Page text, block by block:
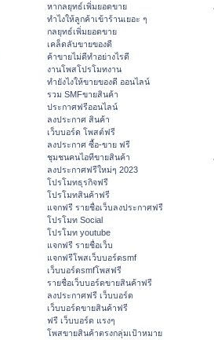
หากลยุทธ์เพิ่มยอดขาย
ทําไงให้ลูกค้าเข้าร้านเยอะ ๆ
กลยุทธ์เพิ่มยอดขาย
เคล็ดลับขายของดี
ค้าขายไม่ดีทำอย่างไรดี
งานโพสโปรโมทงาน
ทํายังไงให้ขายของดี ออนไลน์
รวม SMFขายสินค้า
ประกาศฟรีออนไลน์
ลงประกาศ สินค้า
เว็บบอร์ด โพสต์ฟรี
ลงประกาศ ซื้อ-ขาย ฟรี
ชุมชนคนไอทีขายสินค้า
ลงประกาศฟรีใหม่ๆ 2023
โปรโมทธุรกิจฟรี
โปรโมทสินค้าฟรี
แจกฟรี รายชื่อเว็บลงประกาศฟรี
โปรโมท Social
โปรโมท youtube
แจกฟรี รายชื่อเว็บ
แจกฟรีโพสเว็บบอร์ดsmf
เว็บบอร์ดsmfโพสฟรี
รายชื่อเว็บบอร์ดขายสินค้าฟรี
ลงประกาศฟรี เว็บบอร์ด
เว็บบอร์ดขายสินค้าฟรี
ฟรี เว็บบอร์ด แรงๆ
โพสขายสินค้าตรงกลุ่มเป้าหมาย